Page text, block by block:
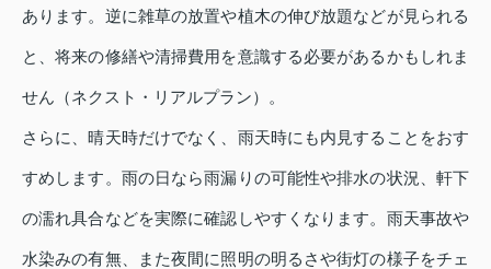
あります。逆に雑草の放置や植木の伸び放題などが見られる
と、将来の修繕や清掃費用を意識する必要があるかもしれま
せん（ネクスト・リアルプラン）。
さらに、晴天時だけでなく、雨天時にも内見することをおす
すめします。雨の日なら雨漏りの可能性や排水の状況、軒下
の濡れ具合などを実際に確認しやすくなります。雨天事故や
水染みの有無、また夜間に照明の明るさや街灯の様子をチェ